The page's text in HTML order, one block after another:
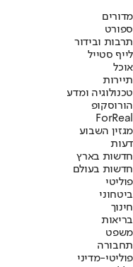
מדורים
ספורט
תרבות ובידור
לייף סטייל
אוכל
תיירות
טכנולוגיה ומדע
הורוסקופ
ForReal
מגזין השבוע
דעות
חדשות בארץ
חדשות בעולם
פוליטי
ביטחוני
חינוך
בריאות
משפט
תחבורה
פוליטי-מדיני